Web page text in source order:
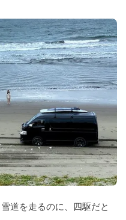
道を走るのに、四駆だと